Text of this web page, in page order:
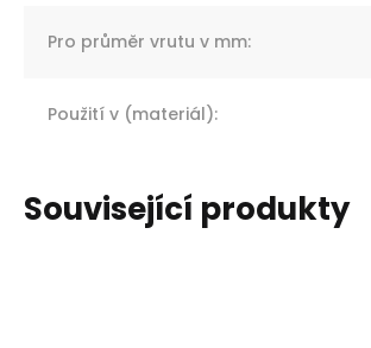
Pro průměr vrutu v mm:
Použití v (materiál):
Související produkty